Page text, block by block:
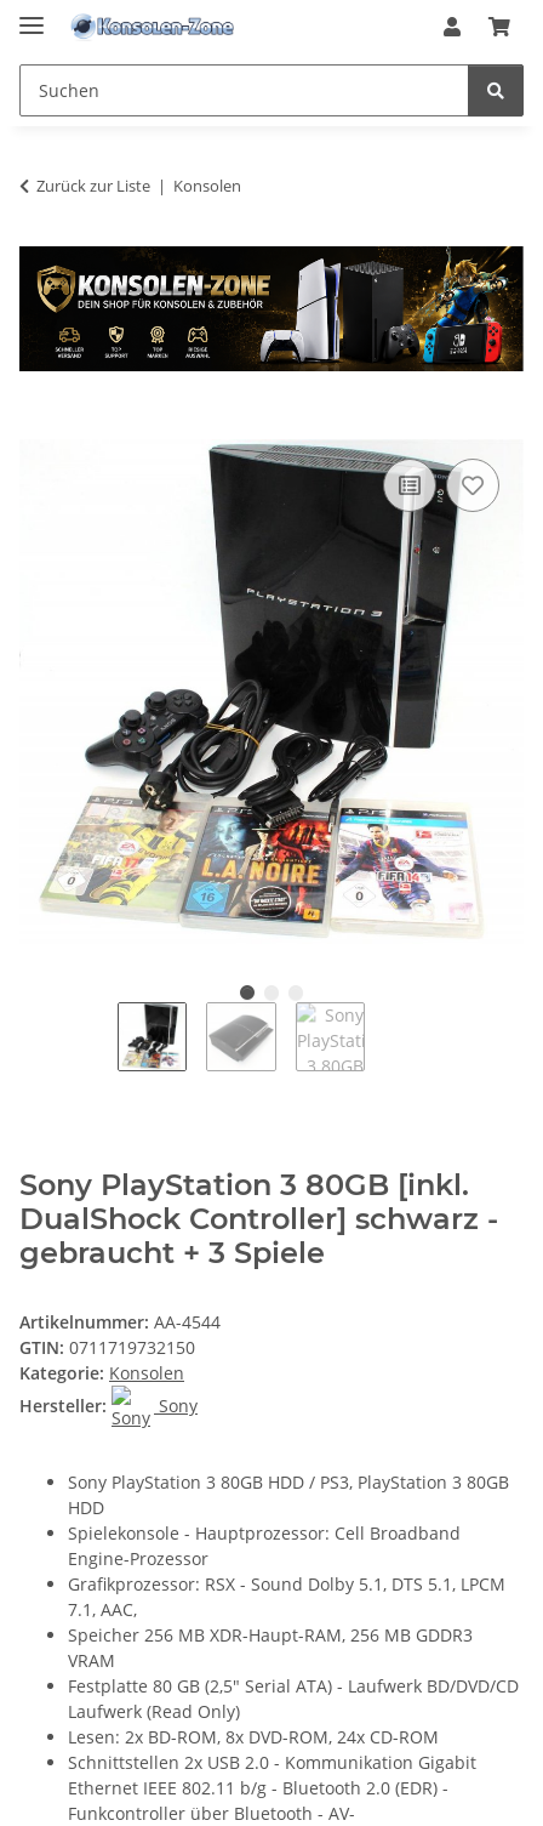
Zurück zur Liste Konsolen
Sony PlayStation 3 80GB [inkl.
DualShock Controller] schwarz -
gebraucht + 3 Spiele
Artikelnummer: AA-4544
GTIN: 0711719732150
Kategorie: Konsolen
Hersteller:
Sony
Sony PlayStation 3 80GB HDD / PS3, PlayStation 3 80GB
HDD
Spielekonsole - Hauptprozessor: Cell Broadband
Engine-Prozessor
Grafikprozessor: RSX - Sound Dolby 5.1, DTS 5.1, LPCM
7.1, AAC,
Speicher 256 MB XDR-Haupt-RAM, 256 MB GDDR3
VRAM
Festplatte 80 GB (2,5" Serial ATA) - Laufwerk BD/DVD/CD
Laufwerk (Read Only)
Lesen: 2x BD-ROM, 8x DVD-ROM, 24x CD-ROM
Schnittstellen 2x USB 2.0 - Kommunikation Gigabit
Ethernet IEEE 802.11 b/g - Bluetooth 2.0 (EDR) -
Funkcontroller über Bluetooth - AV-